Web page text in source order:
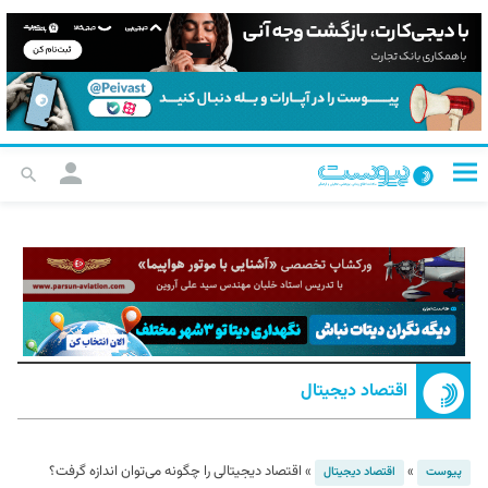
اقتصاد دیجیتال
پیوست » اقتصاد دیجیتال » اقتصاد دیجیتالی را چگونه می‌توان اندازه‌ گرفت؟